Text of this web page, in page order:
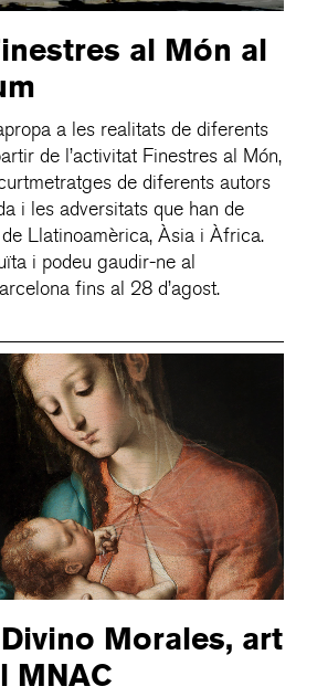
al Món al
a les realitats de diferents
de l’activitat Finestres al Món,
de diferents autors
i les adversitats que han de
Llatinoamèrica, Àsia i Àfrica.
i podeu gaudir-ne al
fins al 28 d’agost.
Morales, art
MNAC